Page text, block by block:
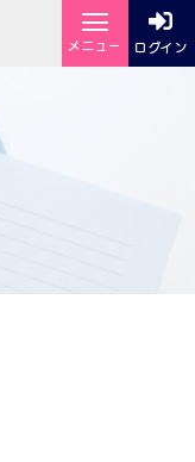
メニュー
ログイン